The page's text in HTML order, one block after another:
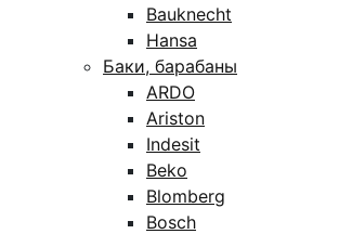
Bauknecht
Hansa
Баки, барабаны
ARDO
Ariston
Indesit
Beko
Blomberg
Bosch